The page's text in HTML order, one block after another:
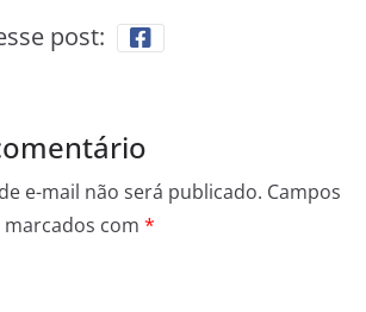
post:
e-mail não será publicado. Campos
com *